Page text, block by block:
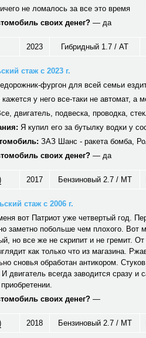
не ломалось за все это время
своих денег? — да
2023 Гибридный 1.7 / AT
стаж с 2023 г.
фургон для всей семьи
у него все-таки не автомат, а
двигатель, подвеска, проводка,
Я купил его за бутылку водки у
ЗАЗ Шанс - ракета бомба,
своих денег? — да
2017 Бензиновый 2.7 / MT
стаж с 2006 г.
вот Патриот уже четвертый год.
заметно побольше чем плохого. Вот
но все же не скрипит и не гремит.
как только что из магазина.
сновья обработан антикором.
двигатель всегда заводится сразу и
своих денег? —
2018 Бензиновый 2.7 / MT